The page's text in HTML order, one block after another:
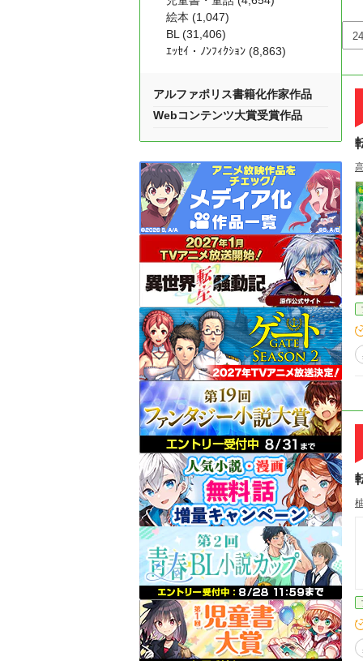
絵本 (1,047)
BL (31,406)
ｴｯｾｲ・ﾉﾝﾌｨｸｼｮﾝ (8,863)
アルファポリス書籍化作家作品
Webコンテンツ大賞受賞作品